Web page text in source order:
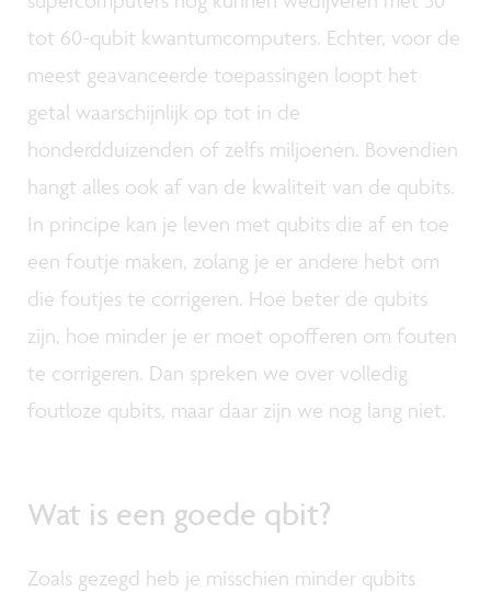
tot 60-qubit kwantumcomputers. Echter, voor de
meest geavanceerde toepassingen loopt het
getal waarschijnlijk op tot in de
honderdduizenden of zelfs miljoenen. Bovendien
hangt alles ook af van de kwaliteit van de qubits.
In principe kan je leven met qubits die af en toe
een foutje maken, zolang je er andere hebt om
die foutjes te corrigeren. Hoe beter de qubits
zijn, hoe minder je er moet opofferen om fouten
te corrigeren. Dan spreken we over volledig
foutloze qubits, maar daar zijn we nog lang niet.
Wat is een goede qbit?
Zoals gezegd heb je misschien minder qubits